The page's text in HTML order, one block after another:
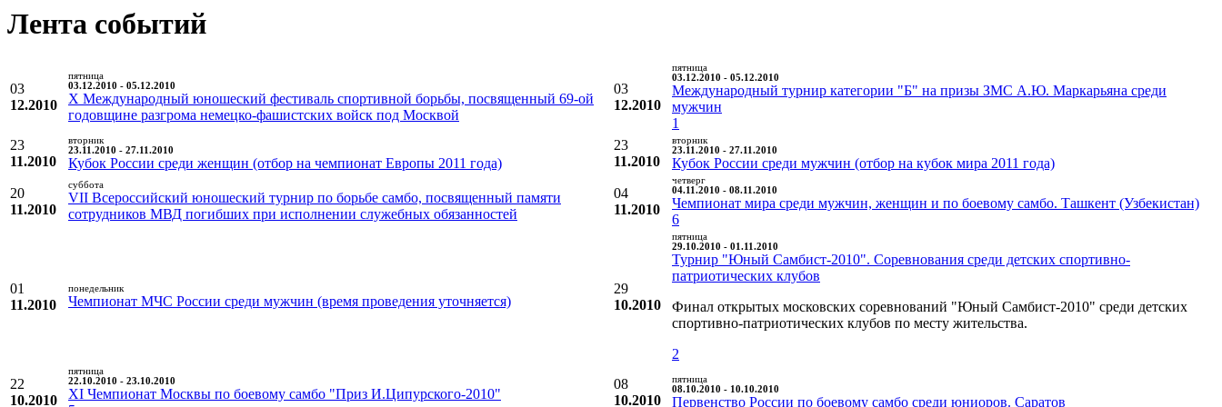
Лента событий
03
12.2010
пятница
03.12.2010 - 05.12.2010
X Международный юношеский фестиваль спортивной борьбы, посвященный 69-ой
годовщине разгрома немецко-фашистских войск под Москвой
03
12.2010
пятница
03.12.2010 - 05.12.2010
Международный турнир категории "Б" на призы ЗМС А.Ю. Маркарьяна среди
мужчин
1
23
11.2010
вторник
23.11.2010 - 27.11.2010
Кубок России среди женщин (отбор на чемпионат Европы 2011 года)
23
11.2010
вторник
23.11.2010 - 27.11.2010
Кубок России среди мужчин (отбор на кубок мира 2011 года)
20
11.2010
суббота
VII Всероссийский юношеский турнир по борьбе самбо, посвященный памяти
сотрудников МВД погибших при исполнении служебных обязанностей
04
11.2010
четверг
04.11.2010 - 08.11.2010
Чемпионат мира среди мужчин, женщин и по боевому самбо. Ташкент (Узбекистан)
6
01
11.2010
понедельник
Чемпионат МЧС России среди мужчин (время проведения уточняется)
29
10.2010
пятница
29.10.2010 - 01.11.2010
Турнир "Юный Самбист-2010". Соревнования среди детских спортивно-
патриотических клубов
Финал открытых московских соревнований "Юный Самбист-2010" среди детских
спортивно-патриотических клубов по месту жительства.
2
22
10.2010
пятница
22.10.2010 - 23.10.2010
XI Чемпионат Москвы по боевому самбо "Приз И.Ципурского-2010"
08
10.2010
пятница
08.10.2010 - 10.10.2010
Первенство России по боевому самбо среди юниоров. Саратов